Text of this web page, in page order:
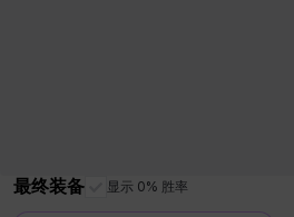
最终装备 显示 0% 胜率